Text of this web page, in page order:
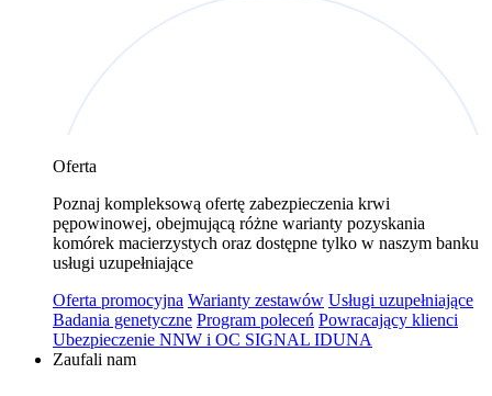
Oferta
Poznaj kompleksową ofertę zabezpieczenia krwi
pępowinowej, obejmującą różne warianty pozyskania
komórek macierzystych oraz dostępne tylko w naszym banku
usługi uzupełniające
Oferta promocyjna Warianty zestawów Usługi uzupełniające
Badania genetyczne Program poleceń Powracający klienci
Ubezpieczenie NNW i OC SIGNAL IDUNA
Zaufali nam